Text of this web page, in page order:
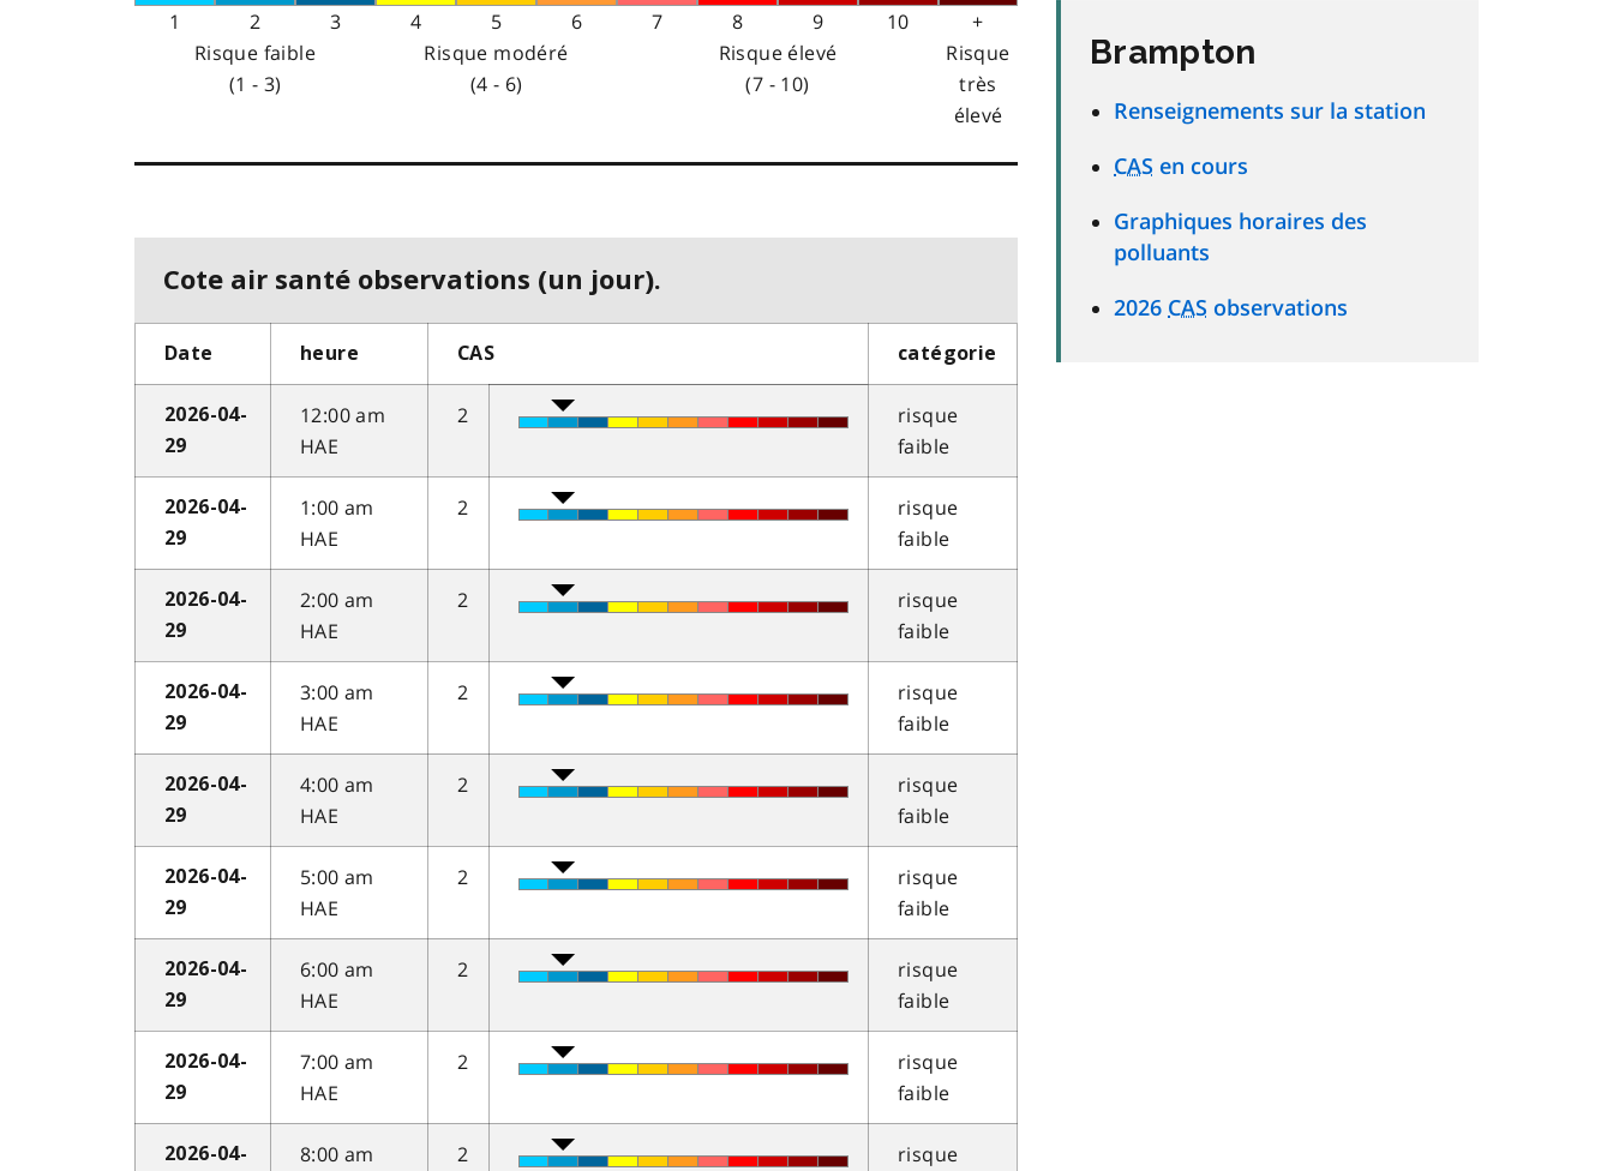
1 2 3 4 5 6 7 8 9 10
+
Risque faible
(1 - 3)
Risque modéré
(4 - 6)
Risque élevé
(7 - 10)
Risque
très
élevé
Cote air santé observations (un jour).
Date heure CAS catégorie
2026-04-
29
12:00 am
HAE
2
risque
faible
2026-04-
29
1:00 am
HAE
2
risque
faible
2026-04-
29
2:00 am
HAE
2
risque
faible
2026-04-
29
3:00 am
HAE
2
risque
faible
2026-04-
29
4:00 am
HAE
2
risque
faible
2026-04-
29
5:00 am
HAE
2
risque
faible
2026-04-
29
6:00 am
HAE
2
risque
faible
2026-04-
29
7:00 am
HAE
2
risque
faible
2026-04-
8:00 am
2
risque
Brampton
Renseignements sur la station
CAS en cours
Graphiques horaires des
polluants
2026 CAS observations